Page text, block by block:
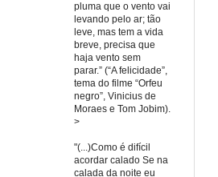
pluma que o vento vai
levando pelo ar; tão
leve, mas tem a vida
breve, precisa que
haja vento sem
parar.” (“A felicidade”,
tema do filme “Orfeu
negro”, Vinicius de
Moraes e Tom Jobim).
>
"(...)Como é difícil
acordar calado Se na
calada da noite eu